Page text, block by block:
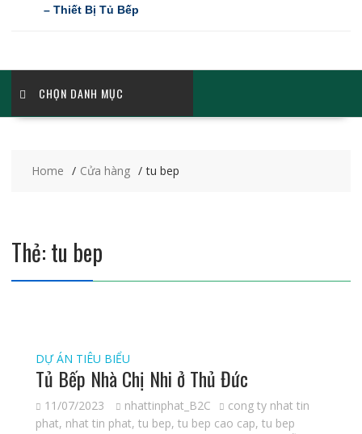
– Thiết Bị Tủ Bếp
CHỌN DANH MỤC
Home Cửa hàng tu bep
Thẻ:tu bep
DỰ ÁN TIÊU BIỂU
Tủ Bếp Nhà Chị Nhi ở Thủ Đức
11/07/2023 nhattinphat_B2C
cong ty nhat tin
phat, nhat tin phat, tu bep, tu bep cao cap, tu bep